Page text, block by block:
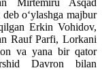
Mirtemiru Asqad
o‘ylashga majbur
Erkin Vohidov,
Rauf Parfi, Lorkani
va yana bir qator
Davron bilan